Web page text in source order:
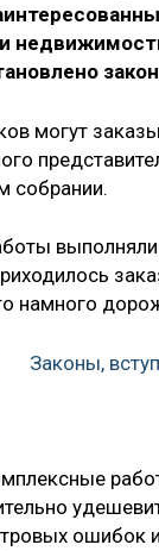
могут
собрании.
намного
Законы,
ошибок